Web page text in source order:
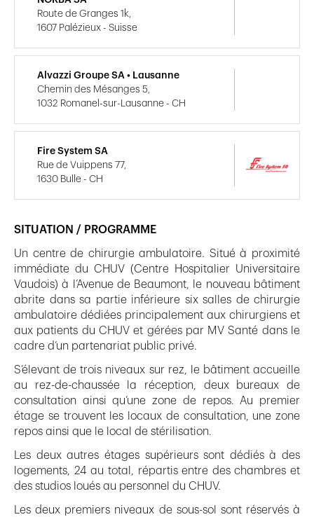
SITUATION / PROGRAMME
Un centre de chirurgie ambulatoire. Situé à proximité
immédiate du CHUV (Centre Hospitalier Universitaire
Vaudois) à l’Avenue de Beaumont, le nouveau bâtiment
abrite dans sa partie inférieure six salles de chirurgie
ambulatoire dédiées principalement aux chirurgiens et
aux patients du CHUV et gérées par MV Santé dans le
cadre d’un partenariat public privé.
S’élevant de trois niveaux sur rez, le bâtiment accueille
au rez-de-chaussée la réception, deux bureaux de
consultation ainsi qu’une zone de repos. Au premier
étage se trouvent les locaux de consultation, une zone
repos ainsi que le local de stérilisation.
Les deux autres étages supérieurs sont dédiés à des
logements, 24 au total, répartis entre des chambres et
des studios loués au personnel du CHUV.
Les deux premiers niveaux de sous-sol sont réservés à
Route de Granges 1k,
1607 Palézieux - Suisse
Alvazzi Groupe SA • Lausanne
Chemin des Mésanges 5,
1032 Romanel-sur-Lausanne - CH
Fire System SA
Rue de Vuippens 77,
1630 Bulle - CH